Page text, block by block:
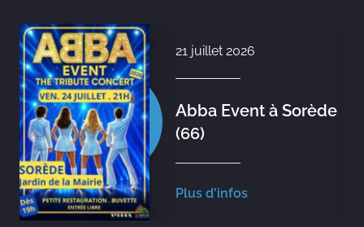
21 juillet 2026
Abba Event à Sorède
(66)
Plus d'infos